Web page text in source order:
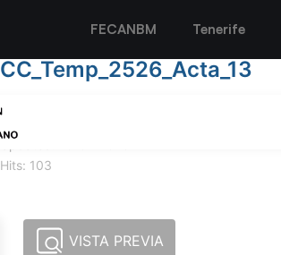
FECANBM Tenerife
CC_Temp_2526_Acta_13
Hits: 103
VISTA PREVIA